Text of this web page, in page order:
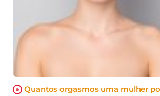
Quantos orgasmos uma mulher